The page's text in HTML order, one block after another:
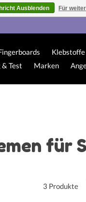
Klebstoffe
Test Marken
für
3 Produkte
Ausblenden Für